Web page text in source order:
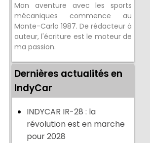
Mon aventure avec les sports
mécaniques commence au
Monte-Carlo 1987. De rédacteur à
auteur, l'écriture est le moteur de
ma passion.
Dernières actualités en
IndyCar
INDYCAR IR-28 : la
révolution est en marche
pour 2028